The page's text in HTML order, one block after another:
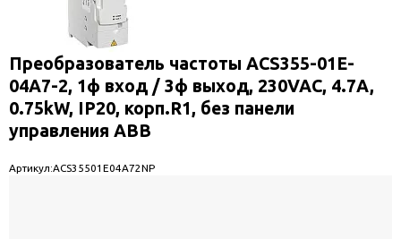
Преобразователь частоты ACS355-01E-
04A7-2, 1ф вход / 3ф выход, 230VAC, 4.7A,
0.75kW, IP20, корп.R1, без панели
управления ABB
Артикул:ACS35501E04A72NP